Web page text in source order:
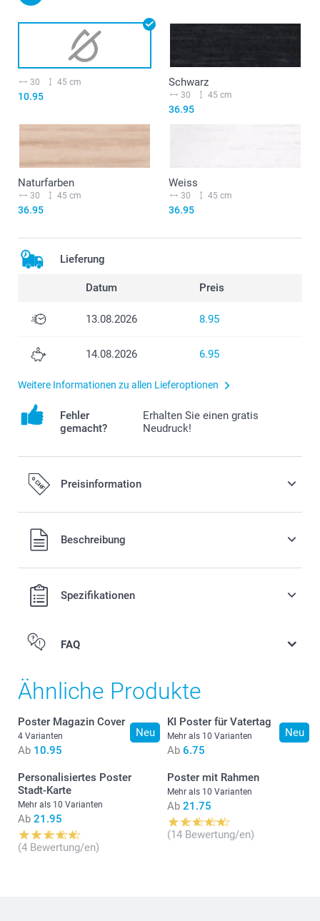
30 45 cm
10.95
Schwarz
30 45 cm
36.95
Naturfarben
30 45 cm
36.95
Weiss
30 45 cm
36.95
Lieferung
Datum Preis
13.08.2026 8.95
14.08.2026 6.95
Weitere Informationen zu allen Lieferoptionen
Fehler
gemacht?
Erhalten Sie einen gratis
Neudruck!
Preisinformation
Alle Preise verstehen sich in Schweizer Franken (CHF) inkl.
MwSt. und zzgl. Versandkosten.
Anzahl Stückpreis
1 - 9
10 - 19 Ab10.45
20+
Beschreibung
Spezifikationen
FAQ
Ähnliche Produkte
Neu
Poster Magazin Cover
4 Varianten
Ab 10.95
Neu
KI Poster für Vatertag
Mehr als 10 Varianten
Ab 6.75
Personalisiertes Poster
Stadt-Karte
Mehr als 10 Varianten
Ab 21.95
(4 Bewertung/en)
Poster mit Rahmen
Mehr als 10 Varianten
Ab 21.75
(14 Bewertung/en)